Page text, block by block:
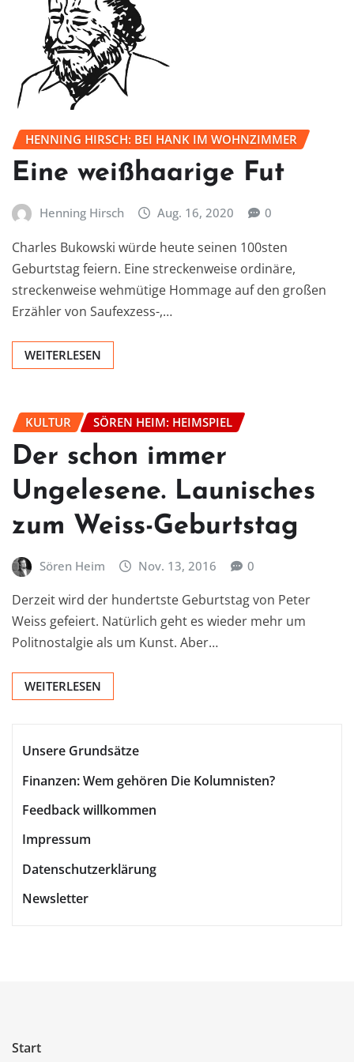
HENNING HIRSCH: BEI HANK IM WOHNZIMMER
Eine weißhaarige Fut
Henning Hirsch Aug. 16, 2020 0
Charles Bukowski würde heute seinen 100sten
Geburtstag feiern. Eine streckenweise ordinäre,
streckenweise wehmütige Hommage auf den großen
Erzähler von Saufexzess-,…
WEITERLESEN
KULTUR SÖREN HEIM: HEIMSPIEL
Der schon immer
Ungelesene. Launisches
zum Weiss-Geburtstag
Sören Heim Nov. 13, 2016 0
Derzeit wird der hundertste Geburtstag von Peter
Weiss gefeiert. Natürlich geht es wieder mehr um
Politnostalgie als um Kunst. Aber…
WEITERLESEN
Unsere Grundsätze
Finanzen: Wem gehören Die Kolumnisten?
Feedback willkommen
Impressum
Datenschutzerklärung
Newsletter
Start